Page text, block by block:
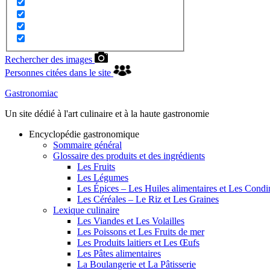
Rechercher des images
Personnes citées dans le site
Gastronomiac
Un site dédié à l'art culinaire et à la haute gastronomie
Encyclopédie gastronomique
Sommaire général
Glossaire des produits et des ingrédients
Les Fruits
Les Légumes
Les Épices – Les Huiles alimentaires et Les
Les Céréales – Le Riz et Les Graines
Lexique culinaire
Les Viandes et Les Volailles
Les Poissons et Les Fruits de mer
Les Produits laitiers et Les Œufs
Les Pâtes alimentaires
La Boulangerie et La Pâtisserie